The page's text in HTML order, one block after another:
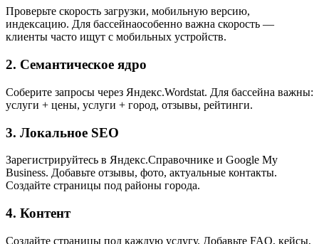
Проверьте скорость загрузки, мобильную версию,
индексацию. Для бассейнаособенно важна скорость —
клиенты часто ищут с мобильных устройств.
2. Семантическое ядро
Соберите запросы через Яндекс.Wordstat. Для бассейна важны:
услуги + цены, услуги + город, отзывы, рейтинги.
3. Локальное SEO
Зарегистрируйтесь в Яндекс.Справочнике и Google My
Business. Добавьте отзывы, фото, актуальные контакты.
Создайте страницы под районы города.
4. Контент
Создайте страницы под каждую услугу. Добавьте FAQ, кейсы,